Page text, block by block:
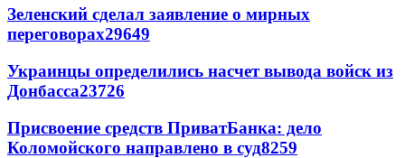
Зеленский сделал заявление о мирных
переговорах29649
Украинцы определились насчет вывода войск из
Донбасса23726
Присвоение средств ПриватБанка: дело
Коломойского направлено в суд8259